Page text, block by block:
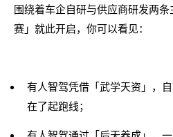
围绕着车企自研与供应商研发两
赛」就此开启，你可以看见：
有人智驾凭借「武学天资」，
在了起跑线；